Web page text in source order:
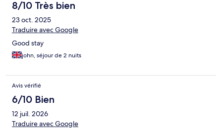
8/10 Très bien
23 oct. 2025
Traduire avec Google
Good stay
john, séjour de 2 nuits
Avis vérifié
6/10 Bien
12 juil. 2026
Traduire avec Google